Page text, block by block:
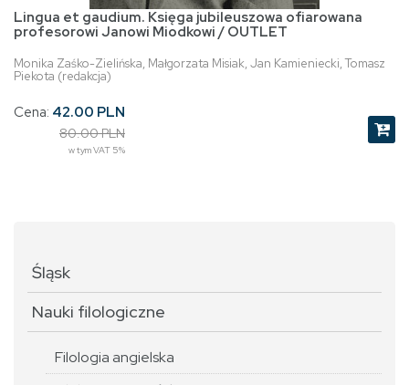
Lingua et gaudium. Księga jubileuszowa ofiarowana
profesorowi Janowi Miodkowi / OUTLET
Monika Zaśko-Zielińska, Małgorzata Misiak, Jan Kamieniecki, Tomasz
Piekota (redakcja)
Cena: 42.00 PLN
80.00 PLN
w tym VAT 5%
Śląsk
Nauki filologiczne
Filologia angielska